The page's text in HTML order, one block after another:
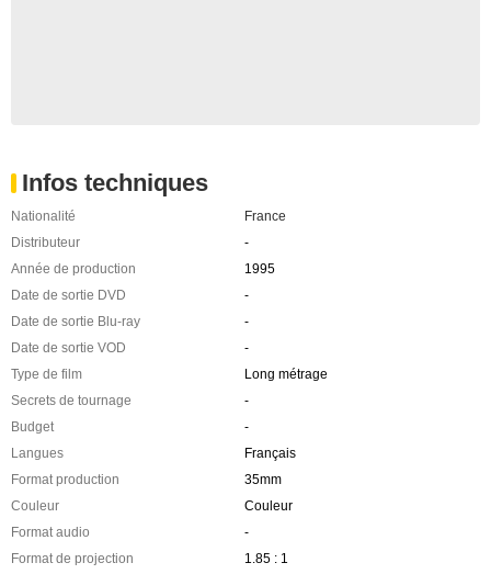
Infos techniques
Nationalité
France
Distributeur
-
Année de production
1995
Date de sortie DVD
-
Date de sortie Blu-ray
-
Date de sortie VOD
-
Type de film
Long métrage
Secrets de tournage
-
Budget
-
Langues
Français
Format production
35mm
Couleur
Couleur
Format audio
-
Format de projection
1.85 : 1